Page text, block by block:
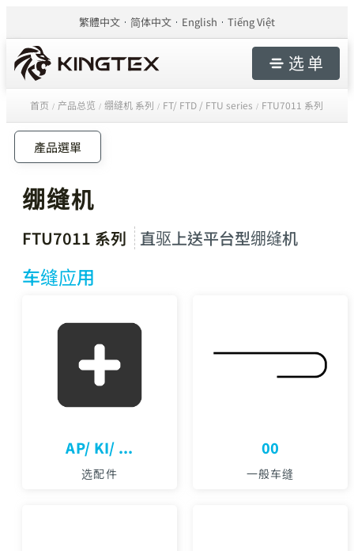
繁體中文 简体中文 English Tiếng Việt
选 单
首页 / 产品总览 / 绷缝机 系列 / FT/ FTD / FTU series / FTU7011 系列
產品選單
绷缝机
FTU7011 系列 直驱上送平台型绷缝机
车缝应用
AP/ KI/ ...
选配件
00
一般车缝